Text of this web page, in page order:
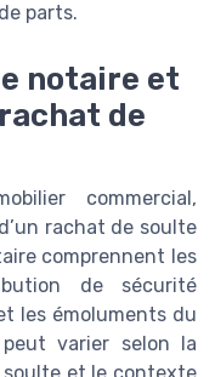
parts.
notaire et
de
commercial,
rachat de soulte
comprennent les
de sécurité
les émoluments du
varier selon la
soulte et le contexte